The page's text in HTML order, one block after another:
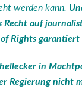
wer­den kann.
auf
Rights garan­tiert
in
Regie­rung nicht